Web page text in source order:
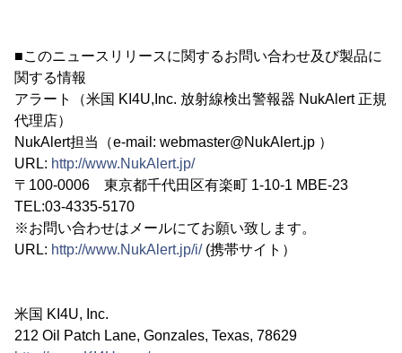
■このニュースリリースに関するお問い合わせ及び製品に
関する情報
アラート（米国 KI4U,Inc. 放射線検出警報器 NukAlert 正規
代理店）
NukAlert担当（e-mail: webmaster@NukAlert.jp ）
URL: http://www.NukAlert.jp/
〒100-0006 東京都千代田区有楽町 1-10-1 MBE-23
TEL:03-4335-5170
※お問い合わせはメールにてお願い致します。
URL: http://www.NukAlert.jp/i/(携帯サイト）
米国 KI4U, Inc.
212 Oil Patch Lane, Gonzales, Texas, 78629